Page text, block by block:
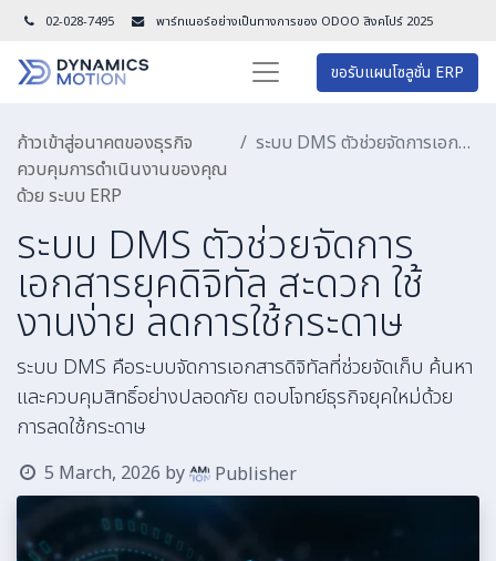
02-028-7495 พาร์ทเนอร์อย่างเป็นทางการของ ODOO สิงคโปร์ 2025
ขอรับแผนโซลูชั่น ERP
ก้าวเข้าสู่อนาคตของธุรกิจ
ควบคุมการดำเนินงานของคุณ
ด้วย ระบบ ERP
ระบบ DMS ตัวช่วยจัดการเอกสารยุคดิจิทัล สะดวก ใช้งานง่าย ลดการใช้กระดาษ
ระบบ DMS ตัวช่วยจัดการ
เอกสารยุคดิจิทัล สะดวก ใช้
งานง่าย ลดการใช้กระดาษ
ระบบ DMS คือระบบจัดการเอกสารดิจิทัลที่ช่วยจัดเก็บ ค้นหา
และควบคุมสิทธิ์อย่างปลอดภัย ตอบโจทย์ธุรกิจยุคใหม่ด้วย
การลดใช้กระดาษ
5 March, 2026 by Publisher